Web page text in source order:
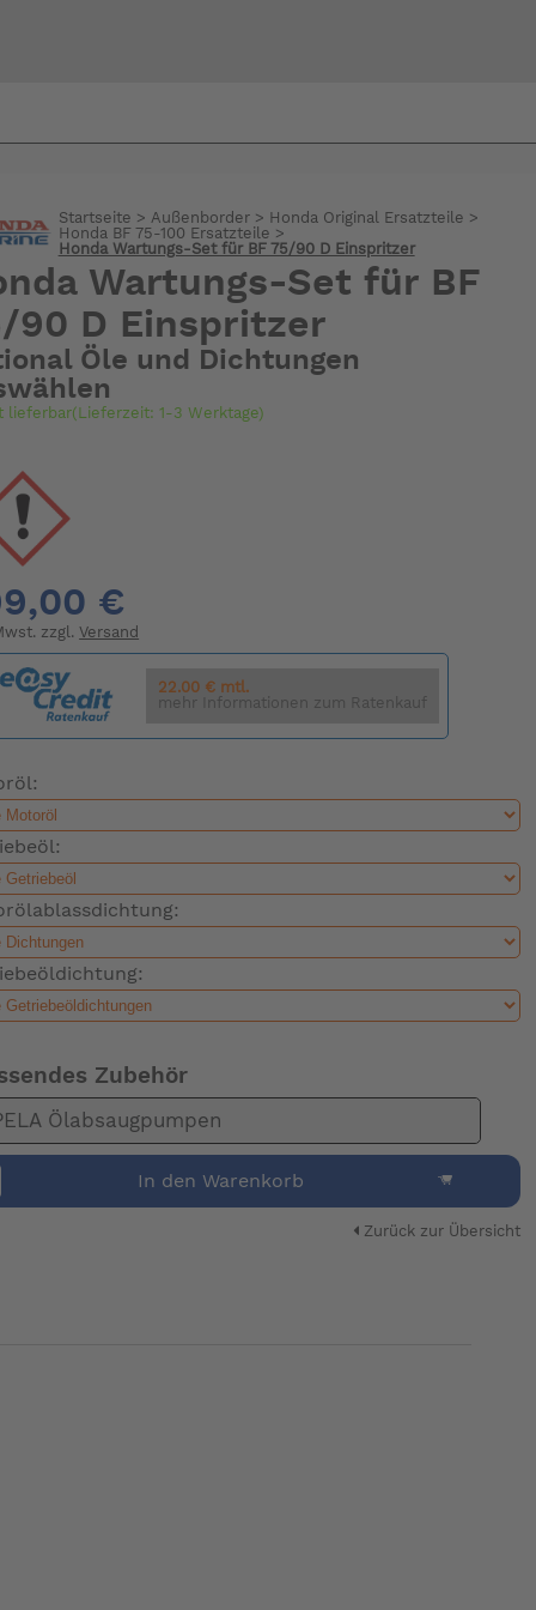
Startseite > Außenborder> Honda Original Ersatzteile >
Honda BF 75-100 Ersatzteile >
Honda Wartungs-Set für BF 75/90 D Einspritzer
Wartungs-Set für BF
90 D Einspritzer
Öle und Dichtungen
lieferbar(Lieferzeit: 1-3 Werktage)
€
zzgl. Versand
22.00 € mtl.
mehr Informationen zum Ratenkauf
Zubehör
Ölabsaugpumpen
In den Warenkorb
Zurück zur Übersicht